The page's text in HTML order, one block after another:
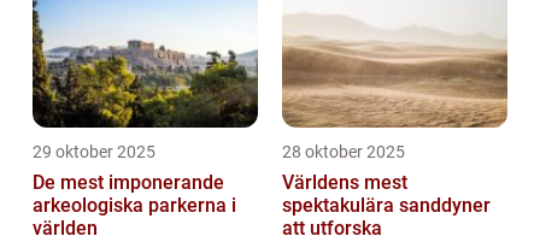
29 oktober 2025
De mest imponerande
arkeologiska parkerna i
världen
28 oktober 2025
Världens mest
spektakulära sanddyner
att utforska